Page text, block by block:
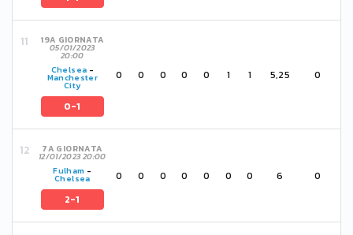
19A GIORNATA
05/01/2023
20:00
Chelsea -
Manchester
City
0-1
0 0 0 0 0 1 1 5,25 0
7A GIORNATA
12/01/2023 20:00
Fulham -
Chelsea
2-1
0 0 0 0 0 0 0 6 0